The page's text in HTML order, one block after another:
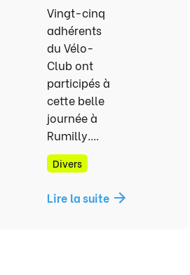
Vingt-cinq
adhérents
du Vélo-
Club ont
participés à
cette belle
journée à
Rumilly....
Divers
Lire la suite